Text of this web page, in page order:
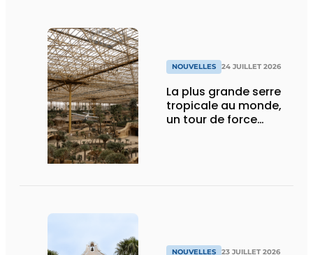
NOUVELLES 24 JUILLET 2026
La plus grande serre
tropicale au monde,
un tour de force
NOUVELLES 23 JUILLET 2026